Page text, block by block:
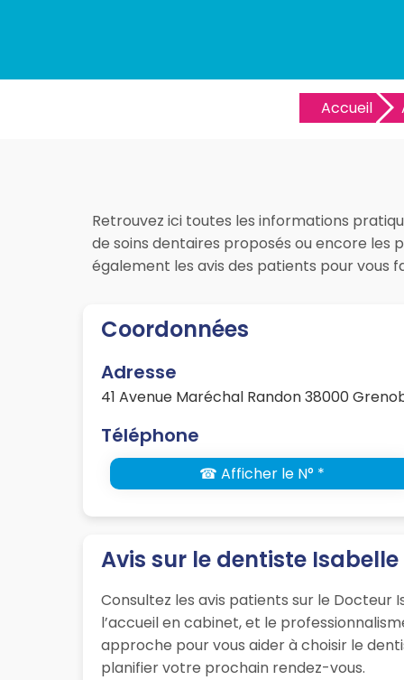
Accueil
Retrouvez ici toutes les informations
de soins dentaires proposés ou encore les
également les avis des patients pour vous
Coordonnées
Adresse
41 Avenue Maréchal Randon 38000
Téléphone
☎ Afficher le N° *
Avis sur le dentiste
Consultez les avis patients sur le Docteur
l’accueil en cabinet, et le
approche pour vous aider à choisir le
planifier votre prochain rendez-vous.